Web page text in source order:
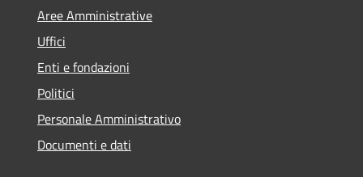
Aree Amministrative
Uffici
Enti e fondazioni
Politici
Personale Amministrativo
Documenti e dati